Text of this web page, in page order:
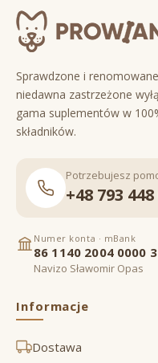
Sprawdzone i
niedawna zastrzeżone
gama suplementów w
składników.
Potrzebujesz
+48 793
Numer konta · mBank
86 1140 2004 0000
Navizo Sławomir Opas
Informacje
Dostawa